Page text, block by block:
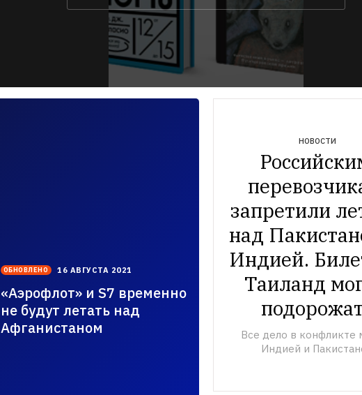
2021-
16T16:59:33.000+03:00
ОБНОВЛЕНО 16 АВГУСТА 2021
«Аэрофлот» и S7 временно
не будут летать над
Афганистаном
НОВОСТИ
запретили
над
Индией.
Таиланд
Все дело в конфликте
Индией и